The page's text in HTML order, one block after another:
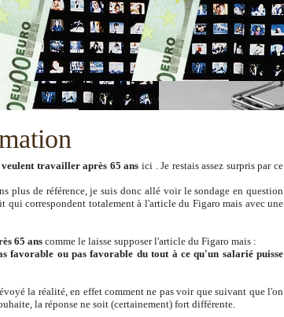
travailler après 65 ans ici . Je restais assez surpris par ce
plus de référence, je suis donc allé voir le sondage en question
qui correspondent totalement à l'article du Figaro mais avec une
65 anscomme le laisse supposer l'article du Figaro mais :
favorable ou pas favorable du tout à ce qu'un salarié puisse
la réalité, en effet comment ne pas voir que suivant que l'on
la réponse ne soit (certainement) fort différente.